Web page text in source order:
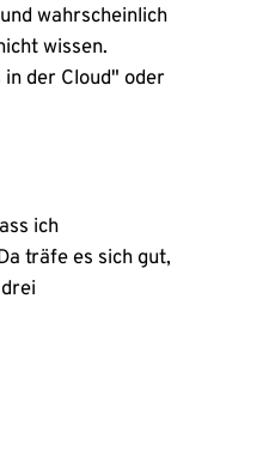
wahrscheinlich
wissen.
der Cloud" oder
ich
träfe es sich gut,